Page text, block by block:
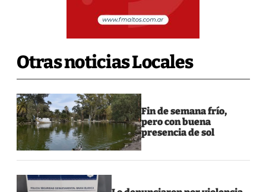
Otras noticias Locales
Fin de semana frío,
pero con buena
presencia de sol